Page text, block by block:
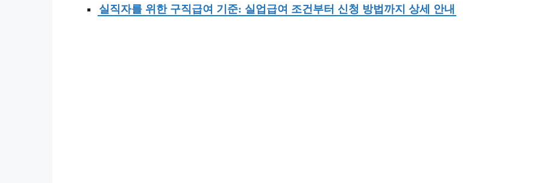
실직자를 위한 구직급여 기준: 실업급여 조건부터 신청 방법까지 상세 안내